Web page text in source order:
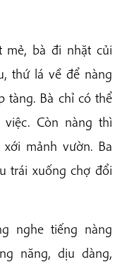
mẻ, bà đi nhặt củi
thứ lá về để nàng
tàng. Bà chỉ có thể
Còn nàng thì
mảnh vườn. Ba
trái xuống chợ đổi
nghe tiếng nàng
năng, dịu dàng,